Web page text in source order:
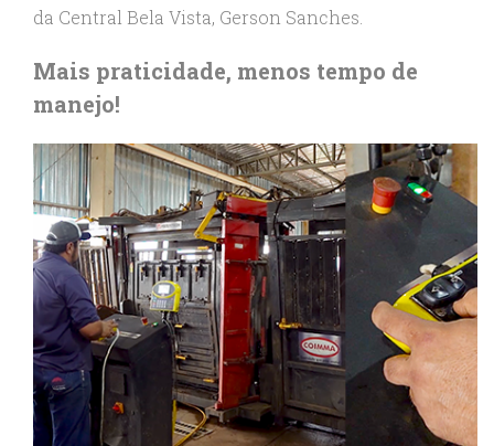
da Central Bela Vista, Gerson Sanches.
Mais praticidade, menos tempo de
manejo!